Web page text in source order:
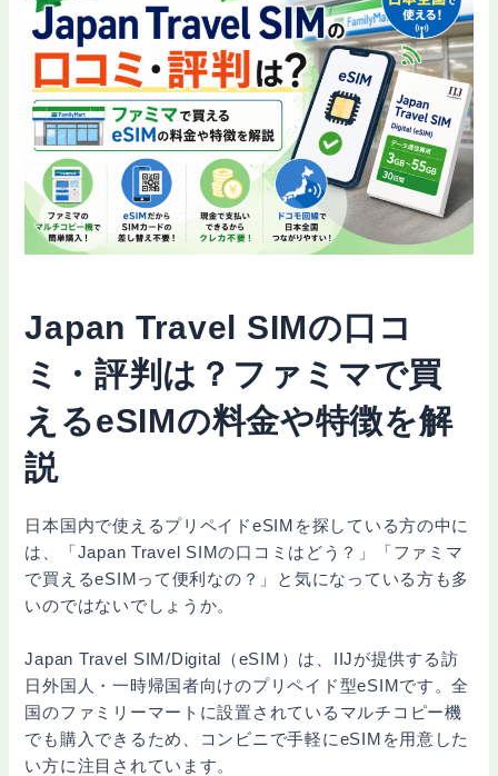
Japan Travel SIMの口コ
ミ・評判は？ファミマで買
えるeSIMの料金や特徴を解
説
日本国内で使えるプリペイドeSIMを探している方の中に
は、「Japan Travel SIMの口コミはどう？」「ファミマ
で買えるeSIMって便利なの？」と気になっている方も多
いのではないでしょうか。
Japan Travel SIM/Digital（eSIM）は、IIJが提供する訪
日外国人・一時帰国者向けのプリペイド型eSIMです。全
国のファミリーマートに設置されているマルチコピー機
でも購入できるため、コンビニで手軽にeSIMを用意した
い方に注目されています。